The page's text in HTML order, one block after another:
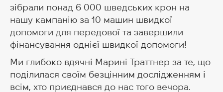
зібрали понад 6 000 шведських крон на
нашу кампанію за 10 машин швидкої
допомоги для передової та завершили
фінансування однієї швидкої допомоги!
Ми глибоко вдячні Марині Траттнер за те, що
поділилася своїм безцінним дослідженням і
всім, хто приєднався до нас того вечора.